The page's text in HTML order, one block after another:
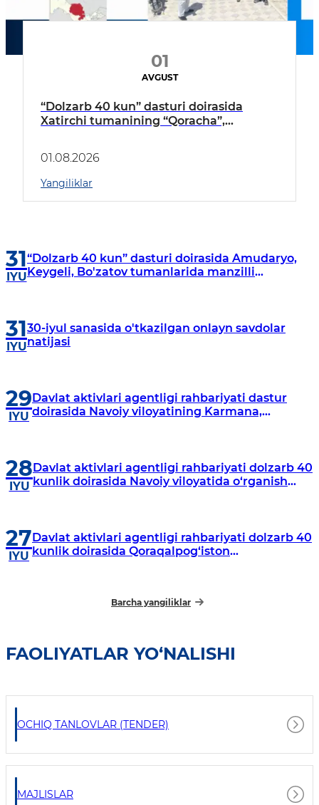
01
AVGUST
“Dolzarb 40 kun” dasturi doirasida
Xatirchi tumanining “Qoracha”,
borildi
01.08.2026
Yangiliklar
31
IYU
“Dolzarb 40 kun” dasturi doirasida Amudaryo,
Keygeli, Bo'zatov tumanlarida manzilli
31
IYU
30-iyul sanasida o'tkazilgan onlayn savdolar
natijasi
29
IYU
Davlat aktivlari agentligi rahbariyati dastur
doirasida Navoiy viloyatining Karmana,
28
IYU
Davlat aktivlari agentligi rahbariyati dolzarb 40
kunlik doirasida Navoiy viloyatida o‘rganish
27
IYU
Davlat aktivlari agentligi rahbariyati dolzarb 40
kunlik doirasida Qoraqalpog‘iston
Barcha yangiliklar
FAOLIYATLAR YO‘NALISHI
OCHIQ TANLOVLAR (TENDER)
MAJLISLAR